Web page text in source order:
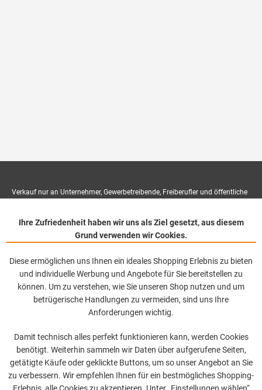
Verkauf nur an Unternehmer, Gewerbetreibende, Freiberufler und öffentliche
Preise in Euro zzgl. gesetzl. MwSt. & Versand.
© 2026 Horst Theunissen GmbH. All rights reserved.
Ihre Zufriedenheit haben wir uns als Ziel gesetzt, aus diesem
Grund verwenden wir Cookies.
Diese ermöglichen uns Ihnen ein ideales Shopping Erlebnis zu bieten
und individuelle Werbung und Angebote für Sie bereitstellen zu
können. Um zu verstehen, wie Sie unseren Shop nutzen und um
betrügerische Handlungen zu vermeiden, sind uns Ihre
Anforderungen wichtig.
Damit technisch alles perfekt funktionieren kann, werden Cookies
benötigt. Weiterhin sammeln wir Daten über aufgerufene Seiten,
getätigte Käufe oder geklickte Buttons, um so unser Angebot an Sie
zu verbessern. Wir empfehlen Ihnen für ein bestmögliches Shopping-